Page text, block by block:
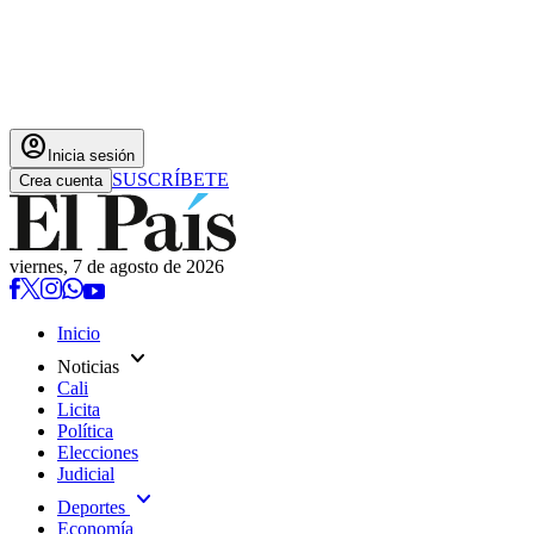
account_circle Inicia sesión
Crea cuenta SUSCRÍBETE
viernes, 7 de agosto de 2026
Inicio
Noticias expand_more
Cali
Licita
Política
Elecciones
Judicial
Deportes expand_more
Economía